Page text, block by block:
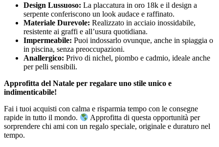
Design Lussuoso: La placcatura in oro 18k e il design a
serpente conferiscono un look audace e raffinato.
Materiale Durevole: Realizzato in acciaio inossidabile,
resistente ai graffi e all’usura quotidiana.
Impermeabile: Puoi indossarlo ovunque, anche in spiaggia o
in piscina, senza preoccupazioni.
Anallergico: Privo di nichel, piombo e cadmio, ideale anche
per pelli sensibili.
Approfitta del Natale per regalare uno stile unico e
indimenticabile!
Fai i tuoi acquisti con calma e risparmia tempo con le consegne
rapide in tutto il mondo.
Approfitta di questa opportunità per
sorprendere chi ami con un regalo speciale, originale e duraturo nel
tempo.